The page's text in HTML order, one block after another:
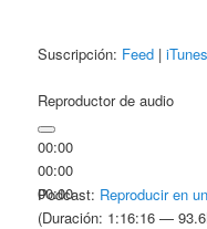
Suscripción: Feed |iTunes
Reproductor de audio
00:00
00:00
00:00
Podcast: Reproducir en
(Duración: 1:16:16 —